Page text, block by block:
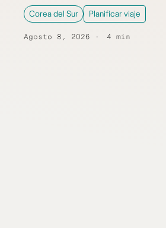
Corea del Sur Planificar viaje
Agosto 8, 2026 4 min